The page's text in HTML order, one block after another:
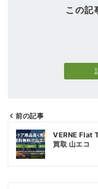
この記
投
稿
ナ
ビ
前の記事
VERNE Flat
買取 山エコ